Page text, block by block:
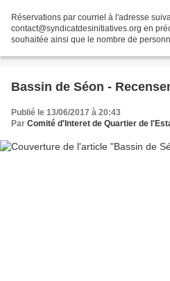
Réservations par courriel à l'adresse
contact@syndicatdesinitiatives.org en
souhaitée ainsi que le nombre de
Bassin de Séon -
Publié le 13/06/2017 à 20:43
Par Comité d'Interet de Quartier de